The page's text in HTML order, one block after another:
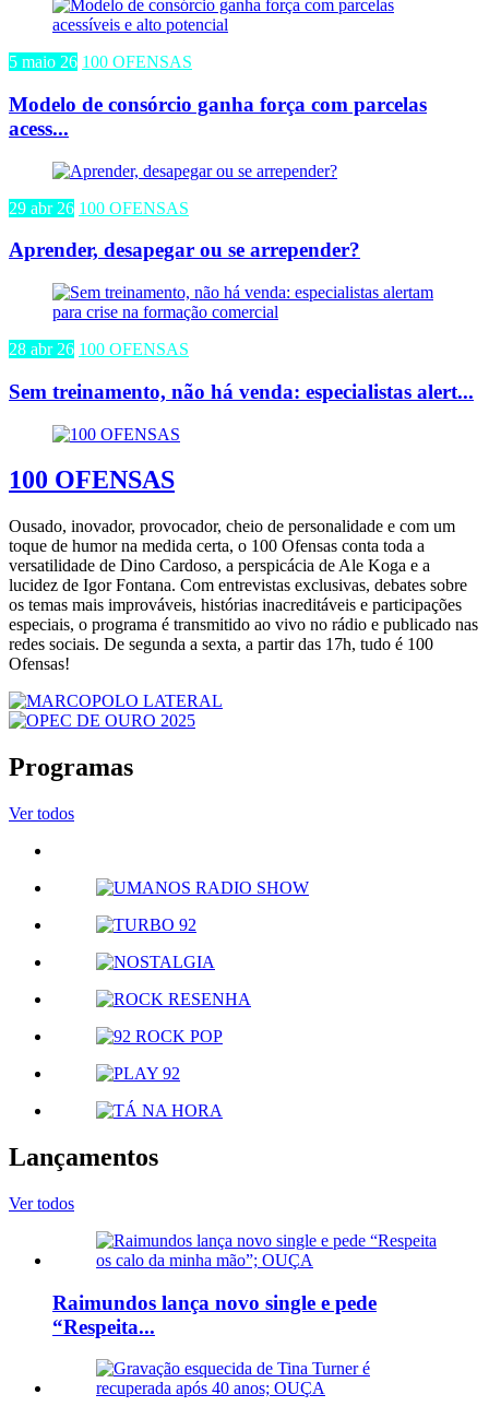
5 maio 26 100 OFENSAS
Modelo de consórcio ganha força com parcelas
acess...
29 abr 26 100 OFENSAS
Aprender, desapegar ou se arrepender?
28 abr 26 100 OFENSAS
Sem treinamento, não há venda: especialistas alert...
100 OFENSAS
Ousado, inovador, provocador, cheio de personalidade e com um
toque de humor na medida certa, o 100 Ofensas conta toda a
versatilidade de Dino Cardoso, a perspicácia de Ale Koga e a
lucidez de Igor Fontana. Com entrevistas exclusivas, debates sobre
os temas mais improváveis, histórias inacreditáveis e participações
especiais, o programa é transmitido ao vivo no rádio e publicado nas
redes sociais. De segunda a sexta, a partir das 17h, tudo é 100
Ofensas!
Programas
Ver todos
Lançamentos
Ver todos
Raimundos lança novo single e pede
“Respeita...